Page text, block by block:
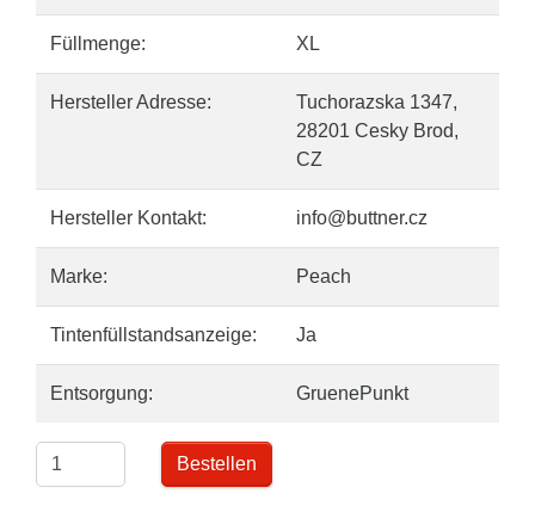
Füllmenge: XL
Hersteller Adresse:
Tuchorazska 1347,
28201 Cesky Brod,
CZ
Hersteller Kontakt: info@buttner.cz
Marke: Peach
Tintenfüllstandsanzeige: Ja
Entsorgung: GruenePunkt
Bestellen